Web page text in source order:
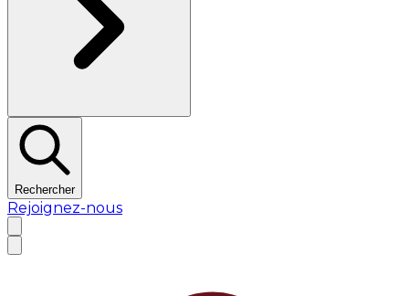
Rechercher
Rejoignez-nous